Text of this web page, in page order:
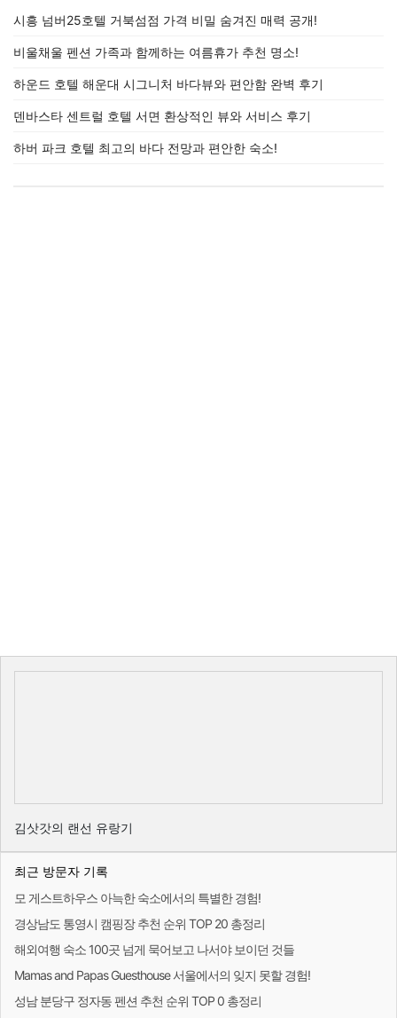
시흥 넘버25호텔 거북섬점 가격 비밀 숨겨진 매력 공개!
비울채울 펜션 가족과 함께하는 여름휴가 추천 명소!
하운드 호텔 해운대 시그니처 바다뷰와 편안함 완벽 후기
덴바스타 센트럴 호텔 서면 환상적인 뷰와 서비스 후기
하버 파크 호텔 최고의 바다 전망과 편안한 숙소!
김삿갓의 랜선 유랑기
최근 방문자 기록
모 게스트하우스 아늑한 숙소에서의 특별한 경험!
경상남도 통영시 캠핑장 추천 순위 TOP 20 총정리
해외여행 숙소 100곳 넘게 묵어보고 나서야 보이던 것들
Mamas and Papas Guesthouse 서울에서의 잊지 못할 경험!
성남 분당구 정자동 펜션 추천 순위 TOP 0 총정리